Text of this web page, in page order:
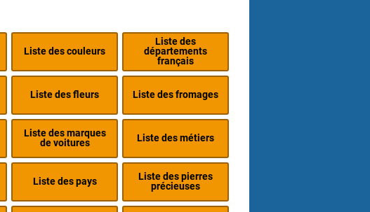
Liste des couleurs
Liste des
départements
français
Liste des fleurs Liste des fromages
Liste des marques
de voitures
Liste des métiers
Liste des pays
Liste des pierres
précieuses